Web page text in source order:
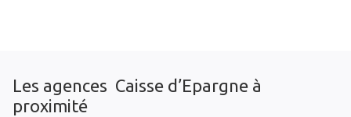
Les agences Caisse d’Epargne à
proximité